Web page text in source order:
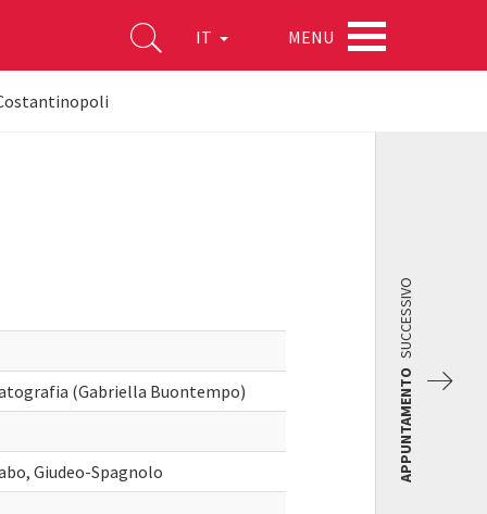
IT MENU
(Gabriella Buontempo)
Giudeo-Spagnolo APPUNTAMENTO
SUCCESSIVO